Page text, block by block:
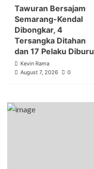
Tawuran Bersajam
Semarang-Kendal
Dibongkar, 4
Tersangka Ditahan
dan 17 Pelaku Diburu
Kevin Rama
August 7, 2026
0